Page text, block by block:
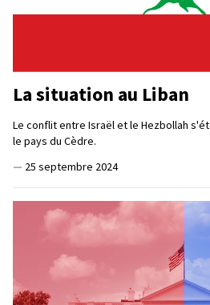
La situation au Liban
Le conflit entre Israël et le Hezbollah
le pays du Cèdre.
— 25 septembre 2024